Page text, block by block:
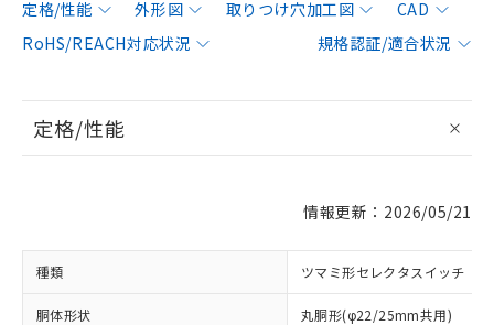
定格/性能 外形図 取りつけ穴加工図
CAD
RoHS/REACH対応状況
規格認証/適合状況
定格/性能
情報更新：2026/05/21
種類 ツマミ形セレクタスイッチ
胴体形状 丸胴形(φ22/25mm共用)